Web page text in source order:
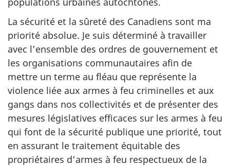
La sécurité et la sûreté des Canadiens sont ma
priorité absolue. Je suis déterminé à travailler
avec l’ensemble des ordres de gouvernement et
les organisations communautaires afin de
mettre un terme au fléau que représente la
violence liée aux armes à feu criminelles et aux
gangs dans nos collectivités et de présenter des
mesures législatives efficaces sur les armes à feu
qui font de la sécurité publique une priorité, tout
en assurant le traitement équitable des
propriétaires d’armes à feu respectueux de la